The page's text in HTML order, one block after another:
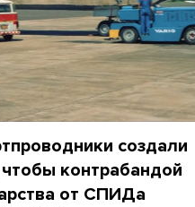
создали
контрабандой
от СПИДа